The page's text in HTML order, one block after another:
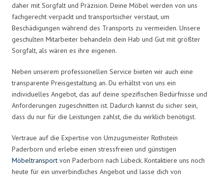
daher mit Sorgfalt und Präzision. Deine Möbel werden von uns
fachgerecht verpackt und transportsicher verstaut, um
Beschädigungen während des Transports zu vermeiden. Unsere
geschulten Mitarbeiter behandeln dein Hab und Gut mit größter
Sorgfalt, als wären es ihre eigenen.
Neben unserem professionellen Service bieten wir auch eine
transparente Preisgestaltung an. Du erhältst von uns ein
individuelles Angebot, das auf deine spezifischen Bedürfnisse und
Anforderungen zugeschnitten ist. Dadurch kannst du sicher sein,
dass du nur für die Leistungen zahlst, die du wirklich benötigst.
Vertraue auf die Expertise von Umzugsmeister Rothstein
Paderborn und erlebe einen stressfreien und günstigen
Möbeltransport von Paderborn nach Lübeck. Kontaktiere uns noch
heute für ein unverbindliches Angebot und lasse dich von